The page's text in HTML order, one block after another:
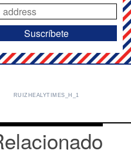
RUIZHEALYTIMES_H_1